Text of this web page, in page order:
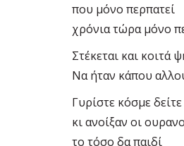
που μόνο περπατεί
χρόνια τώρα μόνο
Στέκεται και κοιτά
Να ήταν κάπου
Γυρίστε κόσμε
κι ανοίξαν οι
το τόσο δα παιδί